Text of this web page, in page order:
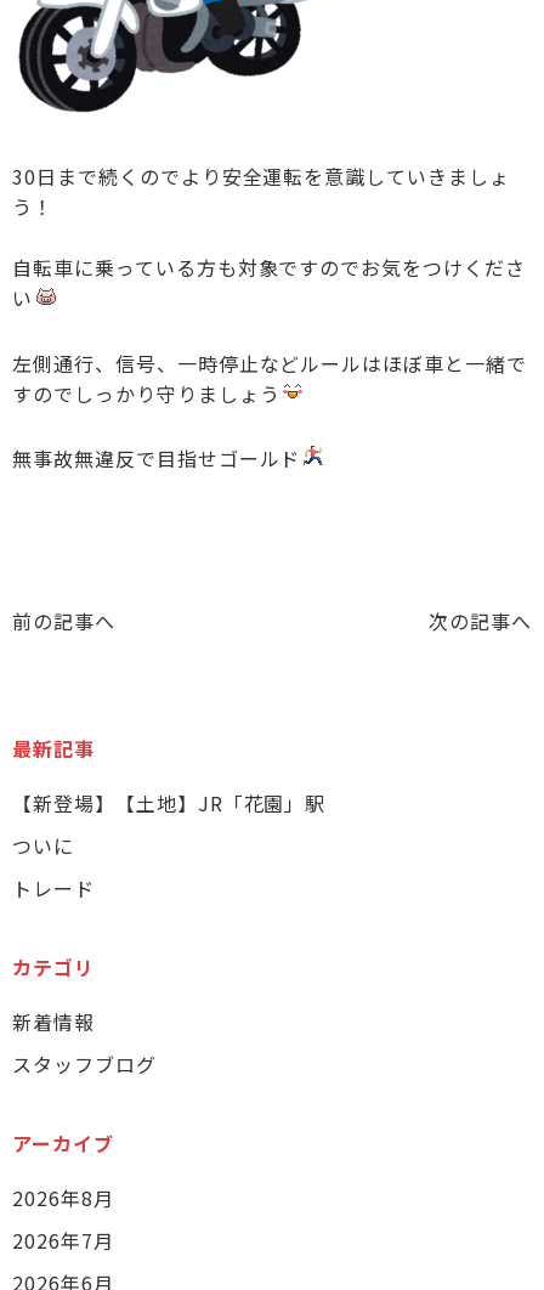
30日まで続くのでより安全運転を意識していきましょ
う！
自転車に乗っている方も対象ですのでお気をつけくださ
い
左側通行、信号、一時停止などルールはほぼ車と一緒で
すのでしっかり守りましょう
無事故無違反で目指せゴールド
前の記事へ 次の記事へ
最新記事
【新登場】【土地】JR「花園」駅
ついに
トレード
カテゴリ
新着情報
スタッフブログ
アーカイブ
2026年8月
2026年7月
2026年6月